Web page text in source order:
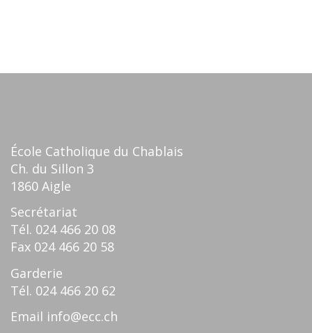
École Catholique du Chablais
Ch. du Sillon 3
1860 Aigle
Secrétariat
Tél. 024 466 20 08
Fax 024 466 20 58
Garderie
Tél. 024 466 20 62
Email info@ecc.ch